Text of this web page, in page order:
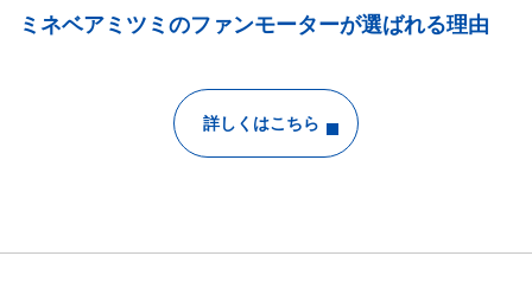
ミネベアミツミのファンモーターが選ばれる理由
詳しくはこちら